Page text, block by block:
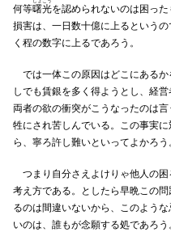
何等曙光を認められないのは困っ
損害は、一日数十億に上るという
く程の数字に上るであろう。
では一体この原因はどこにある
しでも賃銀を多く得ようとし、経
両者の欲の衝突がこうなったのは
牲にされ苦しんでいる。この事実
ら、寧ろ許し難いといってよかろう
つまり自分さえよけりゃ他人の
考え方である。としたら早晩この
るのは間違いないから、このよう
いのは、誰もが念願する処であろ